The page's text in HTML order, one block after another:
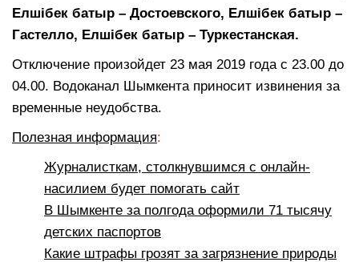
Елшiбек батыр – Достоевского, Елшiбек батыр –
Гастелло, Елшiбек батыр – Туркестанская.
Отключение произойдет 23 мая 2019 года с 23.00 до
04.00. Водоканал Шымкента приносит извинения за
временные неудобства.
Полезная информация:
Журналисткам, столкнувшимся с онлайн-
насилием будет помогать сайт
В Шымкенте за полгода оформили 71 тысячу
детских паспортов
Какие штрафы грозят за загрязнение природы